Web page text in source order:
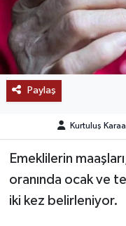
Paylaş
Kurtuluş
Emeklilerin
oranında ocak ve
iki kez belirleniyor.
KEŞFET
POPÜLER
DÜNYA
TREND
MEDYA
OTOMOTİV